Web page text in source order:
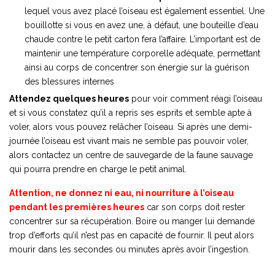
lequel vous avez placé l’oiseau est également essentiel. Une
bouillotte si vous en avez une, à défaut, une bouteille d’eau
chaude contre le petit carton fera l’affaire. L’important est de
maintenir une température corporelle adéquate, permettant
ainsi au corps de concentrer son énergie sur la guérison
des blessures internes
Attendez quelques heures pour voir comment réagi l’oiseau
et si vous constatez qu’il a repris ses esprits et semble apte à
voler, alors vous pouvez relâcher l’oiseau. Si après une demi-
journée l’oiseau est vivant mais ne semble pas pouvoir voler,
alors contactez un centre de sauvegarde de la faune sauvage
qui pourra prendre en charge le petit animal.
Attention, ne donnez ni eau, ni nourriture à l’oiseau
pendant les premières heures car son corps doit rester
concentrer sur sa récupération. Boire ou manger lui demande
trop d’efforts qu’il n’est pas en capacité de fournir. Il peut alors
mourir dans les secondes ou minutes après avoir l’ingestion.